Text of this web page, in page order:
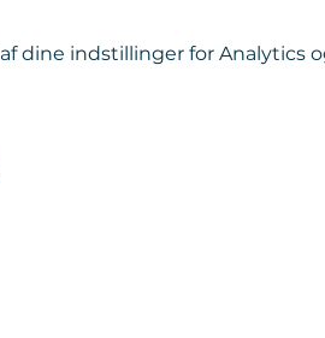
dine indstillinger for Analytics